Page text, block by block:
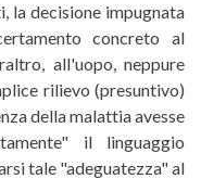
la decisione impugnata
concreto al
all'uopo, neppure
rilievo (presuntivo)
della malattia avesse
il linguaggio
tale "adeguatezza" al